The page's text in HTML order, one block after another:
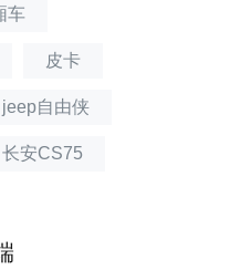
车
皮卡
jeep自由侠
长安CS75